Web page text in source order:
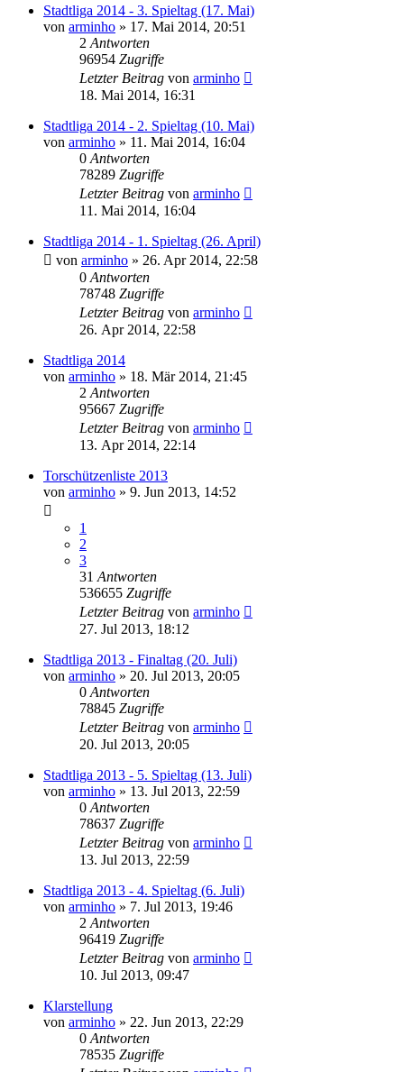
Stadtliga 2014 - 3. Spieltag (17. Mai)
von arminho » 17. Mai 2014, 20:51
2 Antworten
96954 Zugriffe
Letzter Beitrag von arminho
18. Mai 2014, 16:31
Stadtliga 2014 - 2. Spieltag (10. Mai)
von arminho » 11. Mai 2014, 16:04
0 Antworten
78289 Zugriffe
Letzter Beitrag von arminho
11. Mai 2014, 16:04
Stadtliga 2014 - 1. Spieltag (26. April)
von arminho » 26. Apr 2014, 22:58
0 Antworten
78748 Zugriffe
Letzter Beitrag von arminho
26. Apr 2014, 22:58
Stadtliga 2014
von arminho » 18. Mär 2014, 21:45
2 Antworten
95667 Zugriffe
Letzter Beitrag von arminho
13. Apr 2014, 22:14
Torschützenliste 2013
von arminho » 9. Jun 2013, 14:52
1
2
3
31 Antworten
536655 Zugriffe
Letzter Beitrag von arminho
27. Jul 2013, 18:12
Stadtliga 2013 - Finaltag (20. Juli)
von arminho » 20. Jul 2013, 20:05
0 Antworten
78845 Zugriffe
Letzter Beitrag von arminho
20. Jul 2013, 20:05
Stadtliga 2013 - 5. Spieltag (13. Juli)
von arminho » 13. Jul 2013, 22:59
0 Antworten
78637 Zugriffe
Letzter Beitrag von arminho
13. Jul 2013, 22:59
Stadtliga 2013 - 4. Spieltag (6. Juli)
von arminho » 7. Jul 2013, 19:46
2 Antworten
96419 Zugriffe
Letzter Beitrag von arminho
10. Jul 2013, 09:47
Klarstellung
von arminho » 22. Jun 2013, 22:29
0 Antworten
78535 Zugriffe